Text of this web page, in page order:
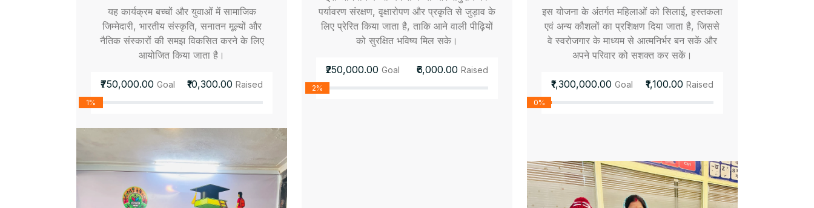
यह कार्यक्रम बच्चों और युवाओं में सामाजिक
जिम्मेदारी, भारतीय संस्कृति, सनातन मूल्यों और
नैतिक संस्कारों की समझ विकसित करने के लिए
आयोजित किया जाता है।
₹750,000.00Goal ₹10,300.00 Raised
1%
पर्यावरण संरक्षण, वृक्षारोपण और प्रकृति से जुड़ाव के
लिए प्रेरित किया जाता है, ताकि आने वाली पीढ़ियों
को सुरक्षित भविष्य मिल सके।
₹250,000.00 Goal ₹6,000.00 Raised
2%
इस योजना के अंतर्गत महिलाओं को सिलाई, हस्तकला
एवं अन्य कौशलों का प्रशिक्षण दिया जाता है, जिससे
वे स्वरोजगार के माध्यम से आत्मनिर्भर बन सकें और
अपने परिवार को सशक्त कर सकें।
₹1,300,000.00 Goal ₹1,100.00 Raised
0%